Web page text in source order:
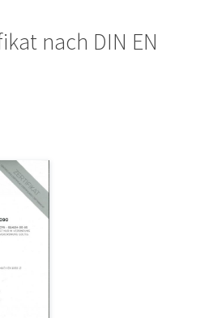
nach DIN EN